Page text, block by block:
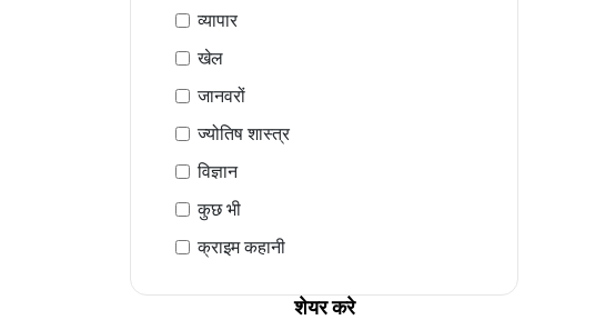
व्यापार
खेल
जानवरों
ज्योतिष शास्त्र
विज्ञान
कुछ भी
क्राइम कहानी
शेयर करे